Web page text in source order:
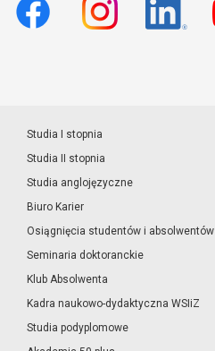
Studia I stopnia
Studia II stopnia
Studia anglojęzyczne
Biuro Karier
Osiągnięcia studentów i absolwentów
Seminaria doktoranckie
Klub Absolwenta
Kadra naukowo-dydaktyczna WSIiZ
Studia podyplomowe